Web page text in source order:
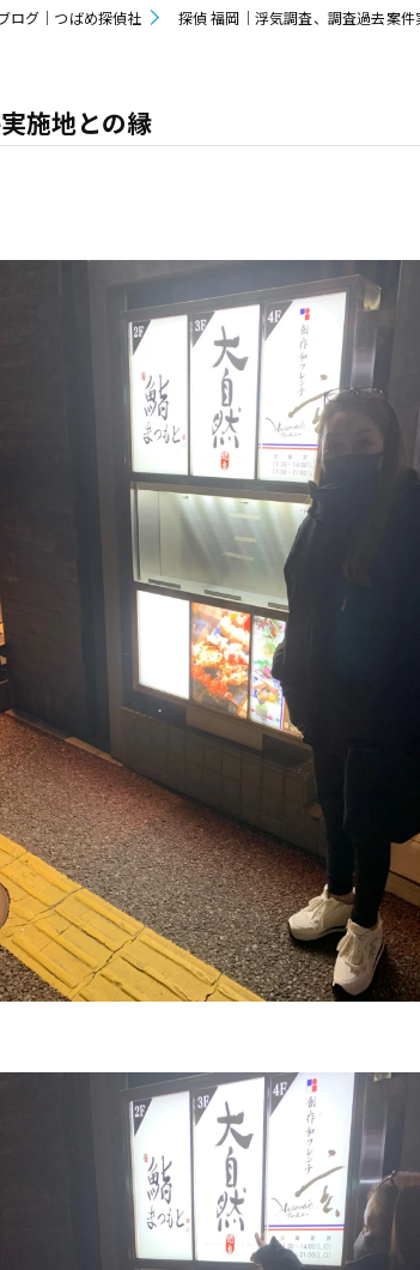
ログ｜つばめ探偵社 探偵 福岡｜浮気調査、調査過去案
施地との縁